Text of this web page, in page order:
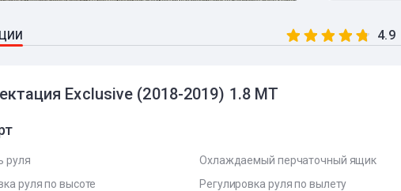
4.9
Exclusive (2018-2019) 1.8 MT
руля
Охлаждаемый перчаточный ящик
руля по высоте
Регулировка руля по вылету